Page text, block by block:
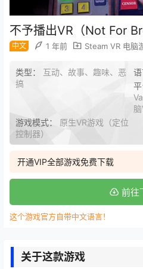
不予播出VR（Not For
中文 1 年前 Steam VR 电脑
类型： 互动、故事、趣味、恶
搞
语
平
游戏模式： 原生VR游戏（定位
控制器）
开通VIP全部游戏免费下载
前往
这个游戏官方自带中文语言！
关于这款游戏